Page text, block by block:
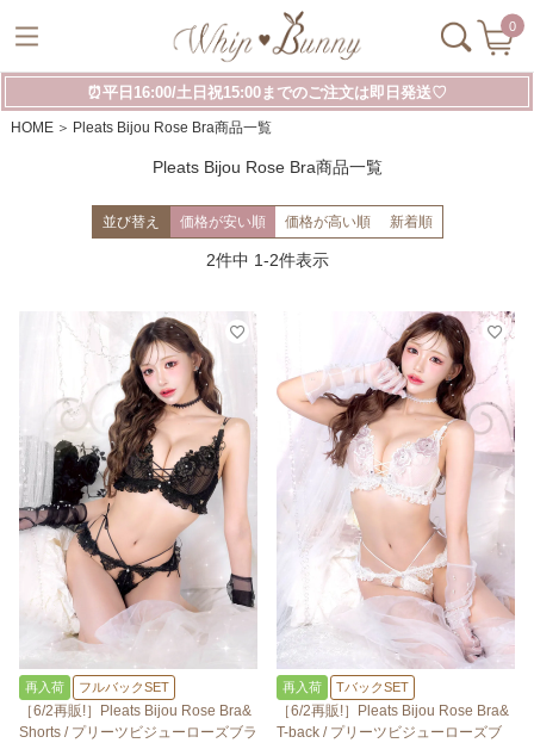
0
⏰平日16:00/土日祝15:00までのご注文は即日発送♡
HOME Pleats Bijou Rose Bra商品一覧
Pleats Bijou Rose Bra商品一覧
並び替え 価格が安い順 価格が高い順 新着順
2件中 1-2件表示
再入荷 フルバックSET
［6/2再販!］Pleats Bijou Rose Bra&
Shorts / プリーツビジューローズブラ
再入荷 TバックSET
［6/2再販!］Pleats Bijou Rose Bra&
T-back / プリーツビジューローズブ